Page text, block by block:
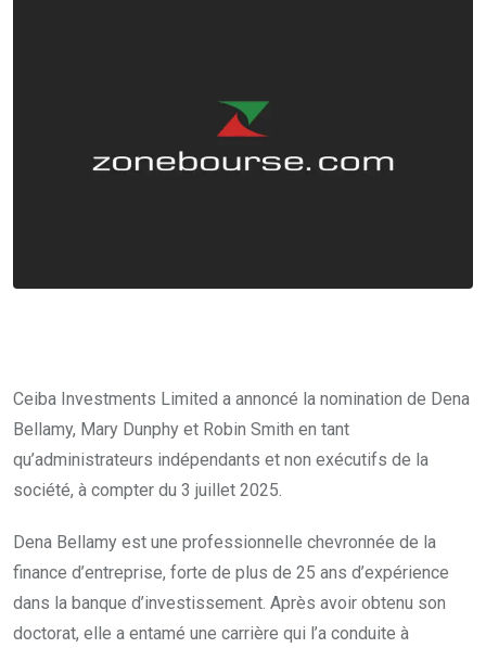
Ceiba Investments Limited a annoncé la nomination de Dena
Bellamy, Mary Dunphy et Robin Smith en tant
qu’administrateurs indépendants et non exécutifs de la
société, à compter du 3 juillet 2025.
Dena Bellamy est une professionnelle chevronnée de la
finance d’entreprise, forte de plus de 25 ans d’expérience
dans la banque d’investissement. Après avoir obtenu son
doctorat, elle a entamé une carrière qui l’a conduite à